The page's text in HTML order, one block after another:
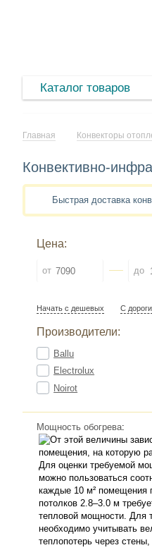
Каталог товаров
Главная Конвекторы
Конвективно-
Быстрая доставка
Цена:
от до
Начать с дешевых С
Производители:
Ballu
Electrolux
Noirot
Мощность обогрева: